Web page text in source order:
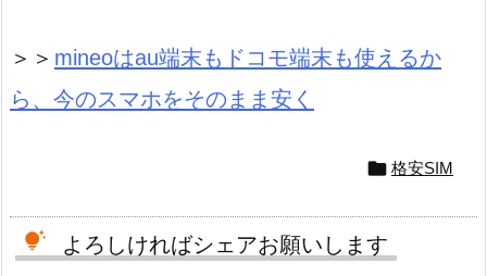
＞＞ mineoはau端末もドコモ端末も使えるか
ら、今のスマホをそのまま安く
 格安SIM
よろしければシェアお願いします